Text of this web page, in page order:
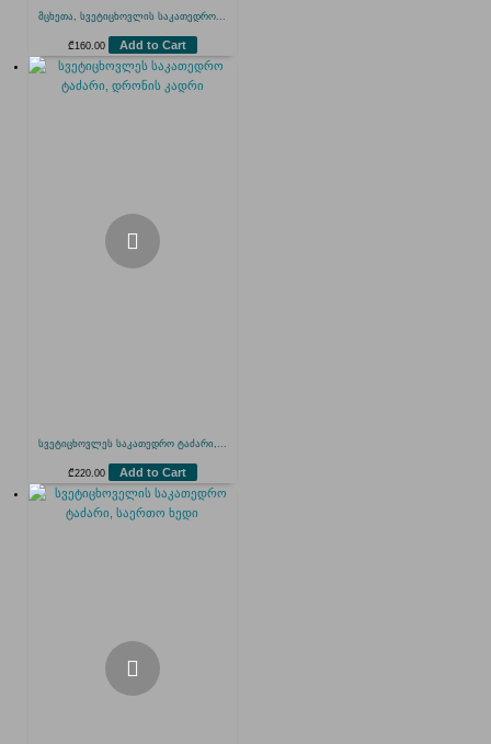
მცხეთა, სვეტიცხოვლის საკათედრო...
₾ 160.00 Add to Cart
სვეტიცხოვლეს საკათედრო ტაძარი,...
₾220.00 Add to Cart